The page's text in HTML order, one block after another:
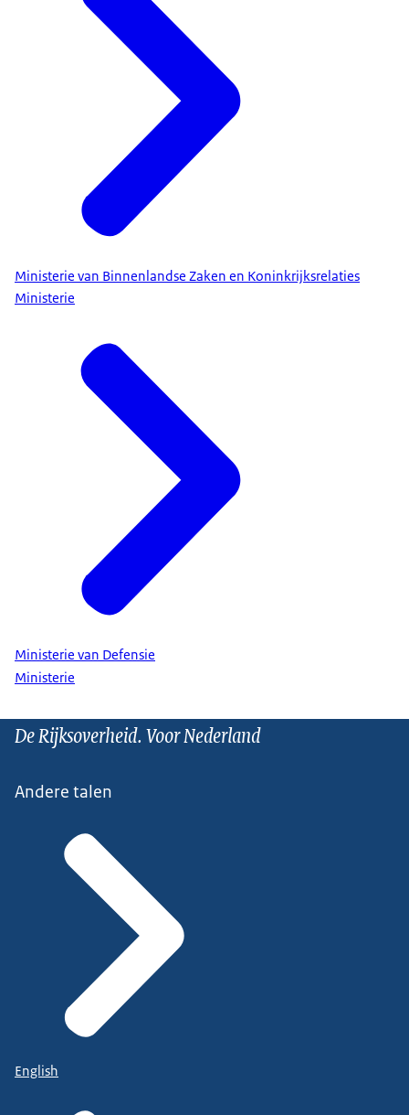
Ministerie van Binnenlandse Zaken en Koninkrijksrelaties
Ministerie
Ministerie van Defensie
Ministerie
De Rijksoverheid. Voor Nederland
Andere talen
English